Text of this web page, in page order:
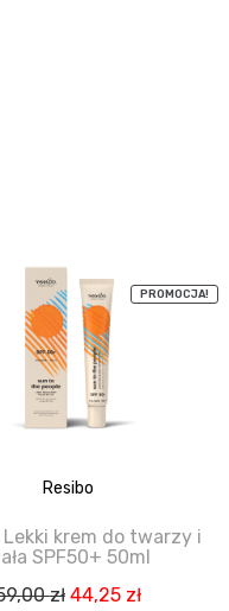
PROMOCJA!
Resibo
Lekki krem do twarzy i
SPF50+ 50ml
zł Pierwotna
44,25 złAktualna